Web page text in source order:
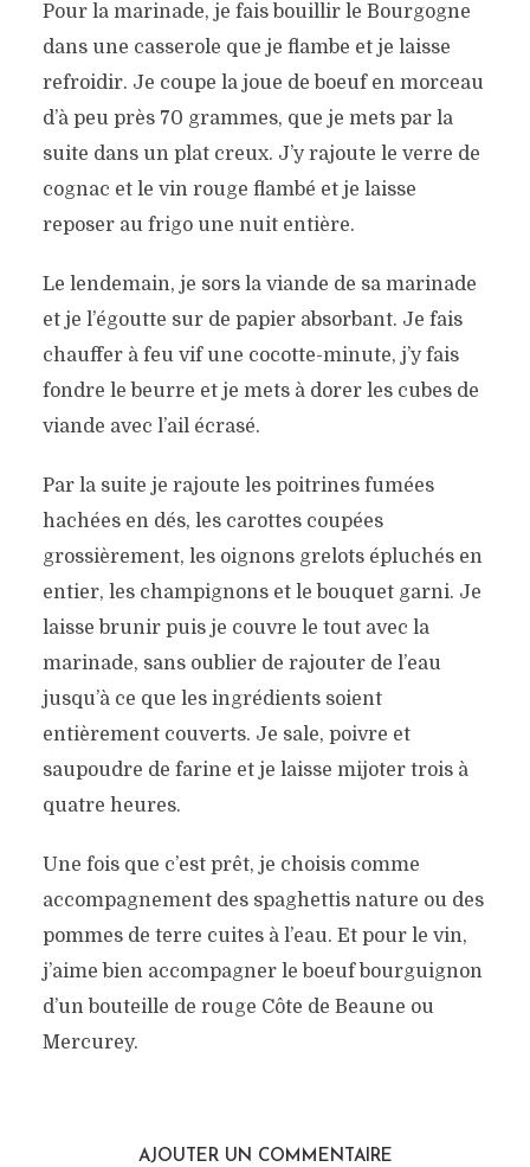
Pour la marinade, je fais bouillir le Bourgogne
dans une casserole que je flambe et je laisse
refroidir. Je coupe la joue de boeuf en morceau
d’à peu près 70 grammes, que je mets par la
suite dans un plat creux. J’y rajoute le verre de
cognac et le vin rouge flambé et je laisse
reposer au frigo une nuit entière.
Le lendemain, je sors la viande de sa marinade
et je l’égoutte sur de papier absorbant. Je fais
chauffer à feu vif une cocotte-minute, j’y fais
fondre le beurre et je mets à dorer les cubes de
viande avec l’ail écrasé.
Par la suite je rajoute les poitrines fumées
hachées en dés, les carottes coupées
grossièrement, les oignons grelots épluchés en
entier, les champignons et le bouquet garni. Je
laisse brunir puis je couvre le tout avec la
marinade, sans oublier de rajouter de l’eau
jusqu’à ce que les ingrédients soient
entièrement couverts. Je sale, poivre et
saupoudre de farine et je laisse mijoter trois à
quatre heures.
Une fois que c’est prêt, je choisis comme
accompagnement des spaghettis nature ou des
pommes de terre cuites à l’eau. Et pour le vin,
j’aime bien accompagner le boeuf bourguignon
d’un bouteille de rouge Côte de Beaune ou
Mercurey.
AJOUTER UN COMMENTAIRE